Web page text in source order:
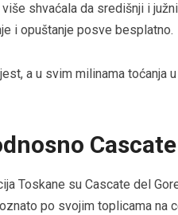
shvaćala da središnji i
i opuštanje posve besplatno.
a u svim milinama toćanja
Toskane su Cascate del
po svojim toplicama na